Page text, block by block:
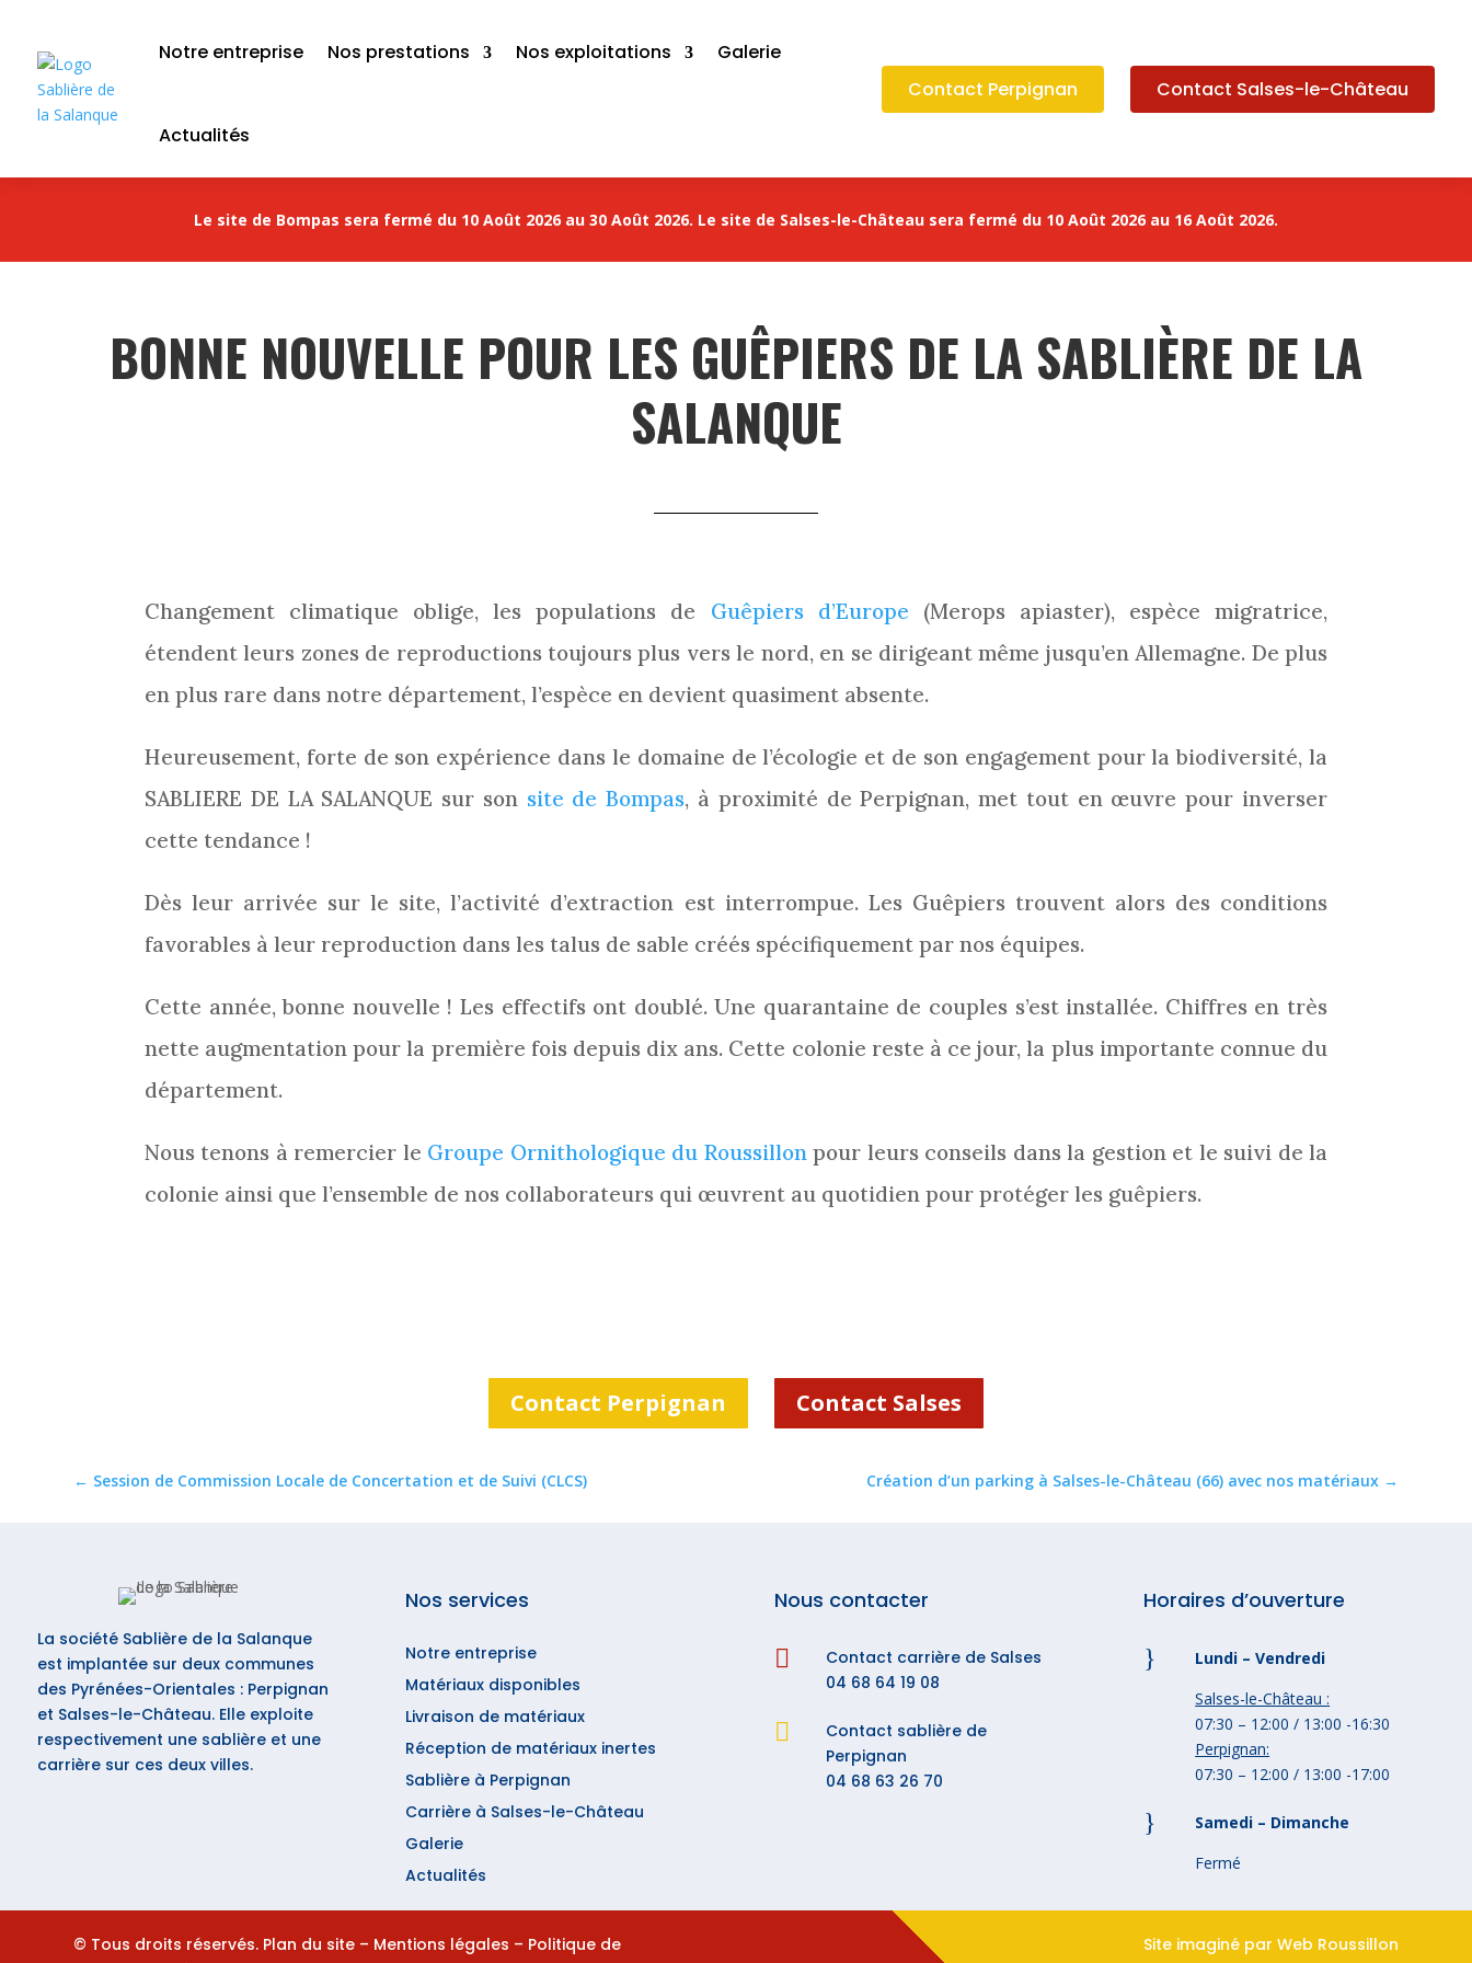
Notre entreprise Nos prestations Nos exploitations Galerie
Actualités
Contact Perpignan Contact Salses-le-Château
Le site de Bompas sera fermé du 10 Août 2026 au 30 Août 2026. Le site de Salses-le-Château sera fermé du 10 Août 2026 au 16 Août 2026.
BONNE NOUVELLE POUR LES GUÊPIERS DE LA SABLIÈRE DE LA
SALANQUE
Changement climatique oblige, les populations de Guêpiers d’Europe (Merops apiaster), espèce migratrice,
étendent leurs zones de reproductions toujours plus vers le nord, en se dirigeant même jusqu’en Allemagne. De plus
en plus rare dans notre département, l’espèce en devient quasiment absente.
Heureusement, forte de son expérience dans le domaine de l’écologie et de son engagement pour la biodiversité, la
SABLIERE DE LA SALANQUE sur son site de Bompas, à proximité de Perpignan, met tout en œuvre pour inverser
cette tendance !
Dès leur arrivée sur le site, l’activité d’extraction est interrompue. Les Guêpiers trouvent alors des conditions
favorables à leur reproduction dans les talus de sable créés spécifiquement par nos équipes.
Cette année, bonne nouvelle ! Les effectifs ont doublé. Une quarantaine de couples s’est installée. Chiffres en très
nette augmentation pour la première fois depuis dix ans. Cette colonie reste à ce jour, la plus importante connue du
département.
Nous tenons à remercier le Groupe Ornithologique du Roussillonpour leurs conseils dans la gestion et le suivi de la
colonie ainsi que l’ensemble de nos collaborateurs qui œuvrent au quotidien pour protéger les guêpiers.
Contact Perpignan Contact Salses
← Session de Commission Locale de Concertation et de Suivi (CLCS) Création d’un parking à Salses-le-Château (66) avec nos matériaux→
La société Sablière de la Salanque
est implantée sur deux communes
des Pyrénées-Orientales : Perpignan
et Salses-le-Château. Elle exploite
respectivement une sablière et une
carrière sur ces deux villes.
Nos services
Notre entreprise
Matériaux disponibles
Livraison de matériaux
Réception de matériaux inertes
Sablière à Perpignan
Carrière à Salses-le-Château
Galerie
Actualités
Nous contacter

Contact carrière de Salses
04 68 64 19 08

Contact sablière de
Perpignan
04 68 63 26 70
Horaires d’ouverture
}
Lundi – Vendredi
Salses-le-Château :
07:30 – 12:00 / 13:00 -16:30
Perpignan:
07:30 – 12:00 / 13:00 -17:00
}
Samedi – Dimanche
Fermé
© Tous droits réservés. Plan du site – Mentions légales – Politique de
Site imaginé par Web Roussillon